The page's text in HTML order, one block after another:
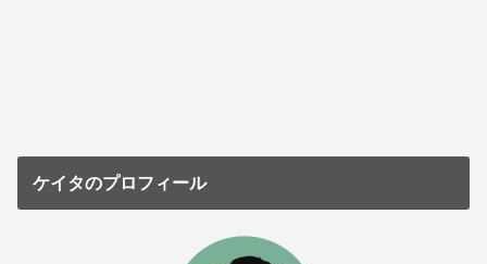
ケイタのプロフィール